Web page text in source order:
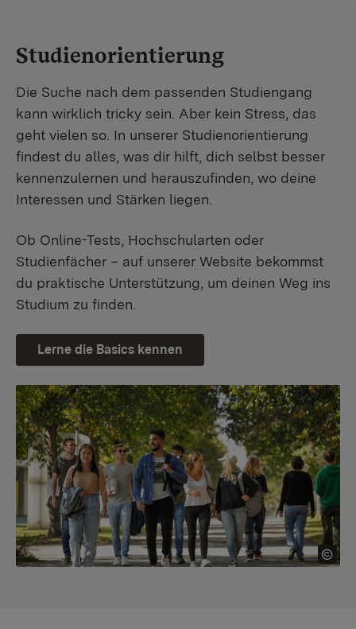
Studienorientierung
Die Suche nach dem passenden Studiengang
kann wirklich tricky sein. Aber kein Stress, das
geht vielen so. In unserer Studienorientierung
findest du alles, was dir hilft, dich selbst besser
kennenzulernen und herauszufinden, wo deine
Interessen und Stärken liegen.
Ob Online-Tests, Hochschularten oder
Studienfächer – auf unserer Website bekommst
du praktische Unterstützung, um deinen Weg ins
Studium zu finden.
Lerne die Basics kennen